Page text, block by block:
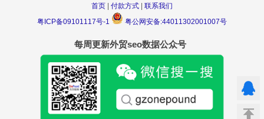
首页| 付款方式| 联系我们
粤ICP备09101117号-1
粤公网安备:44011302001007号
每周更新外贸seo数据公众号